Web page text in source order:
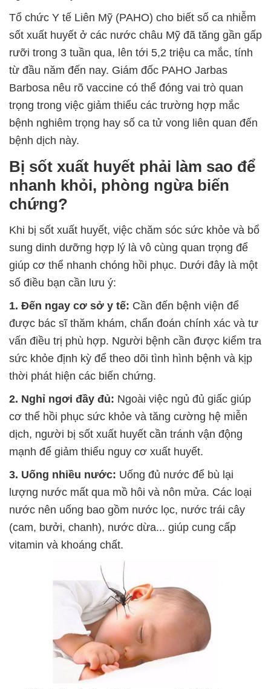
Tổ chức Y tế Liên Mỹ (PAHO) cho biết số ca nhiễm
sốt xuất huyết ở các nước châu Mỹ đã tăng gần gấp
rưỡi trong 3 tuần qua, lên tới 5,2 triệu ca mắc, tính
từ đầu năm đến nay. Giám đốc PAHO Jarbas
Barbosa nêu rõ vaccine có thể đóng vai trò quan
trọng trong việc giảm thiểu các trường hợp mắc
bệnh nghiêm trọng hay số ca tử vong liên quan đến
bệnh dịch này.
Bị sốt xuất huyết phải làm sao để
nhanh khỏi, phòng ngừa biến
chứng?
Khi bị sốt xuất huyết, việc chăm sóc sức khỏe và bổ
sung dinh dưỡng hợp lý là vô cùng quan trọng để
giúp cơ thể nhanh chóng hồi phục. Dưới đây là một
số điều bạn cần lưu ý:
1. Đến ngay cơ sở y tế: Cần đến bệnh viện để
được bác sĩ thăm khám, chẩn đoán chính xác và tư
vấn điều trị phù hợp. Người bệnh cần được kiểm tra
sức khỏe định kỳ để theo dõi tình hình bệnh và kịp
thời phát hiện các biến chứng.
2. Nghỉ ngơi đầy đủ: Ngoài việc ngủ đủ giấc giúp
cơ thể hồi phục sức khỏe và tăng cường hệ miễn
dịch, người bị sốt xuất huyết cần tránh vận động
mạnh để giảm thiểu nguy cơ xuất huyết.
3. Uống nhiều nước: Uống đủ nước để bù lại
lượng nước mất qua mồ hôi và nôn mửa. Các loại
nước nên uống bao gồm nước lọc, nước trái cây
(cam, bưởi, chanh), nước dừa... giúp cung cấp
vitamin và khoáng chất.